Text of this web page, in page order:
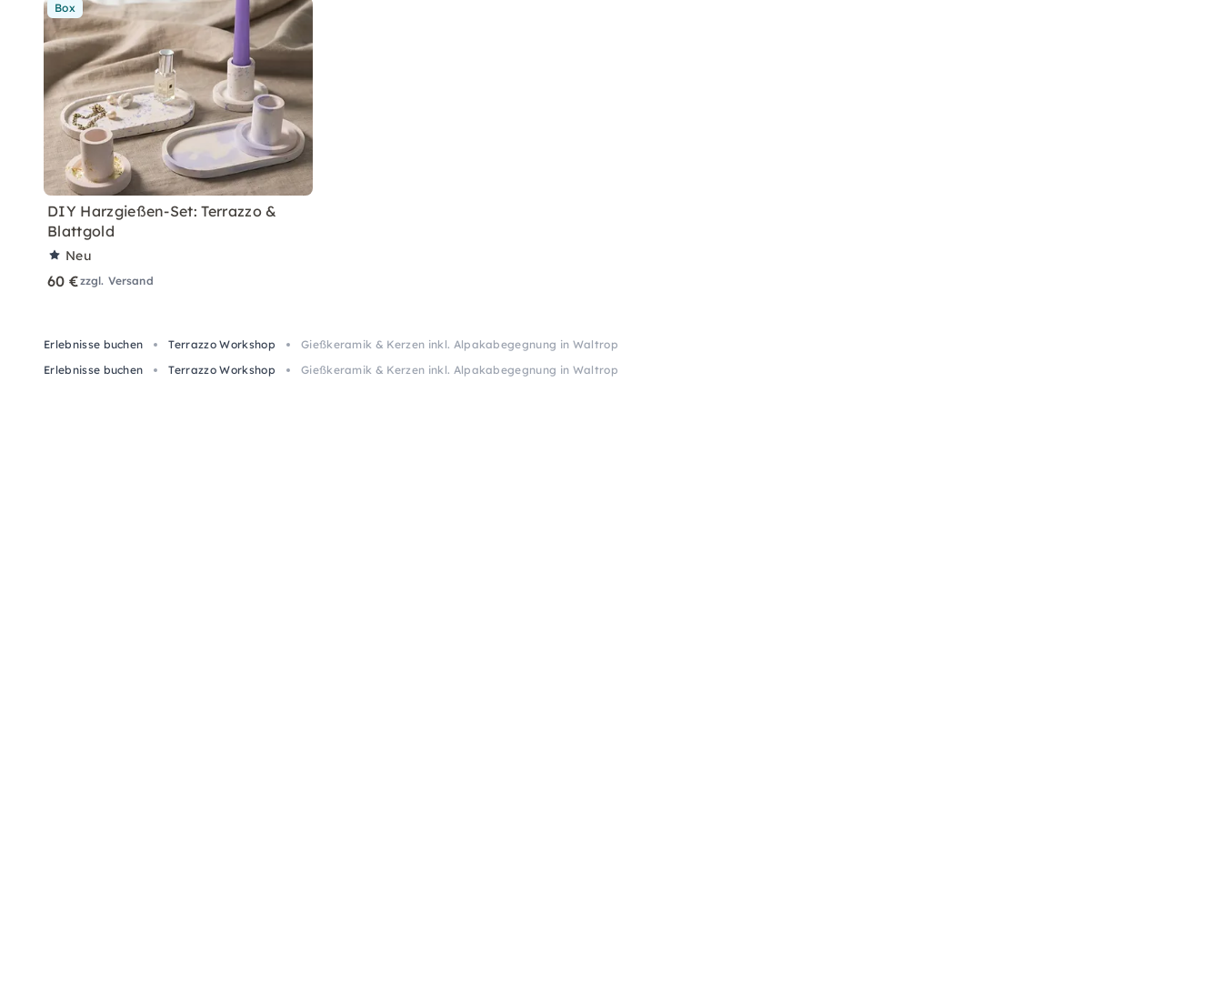
Box
DIY Harzgießen-Set: Terrazzo &
Blattgold
Neu
60 €zzgl. Versand
Erlebnisse buchen Terrazzo Workshop
Gießkeramik & Kerzen inkl. Alpakabegegnung in Waltrop
Erlebnisse buchen
Terrazzo Workshop Gießkeramik & Kerzen inkl. Alpakabegegnung in Waltrop